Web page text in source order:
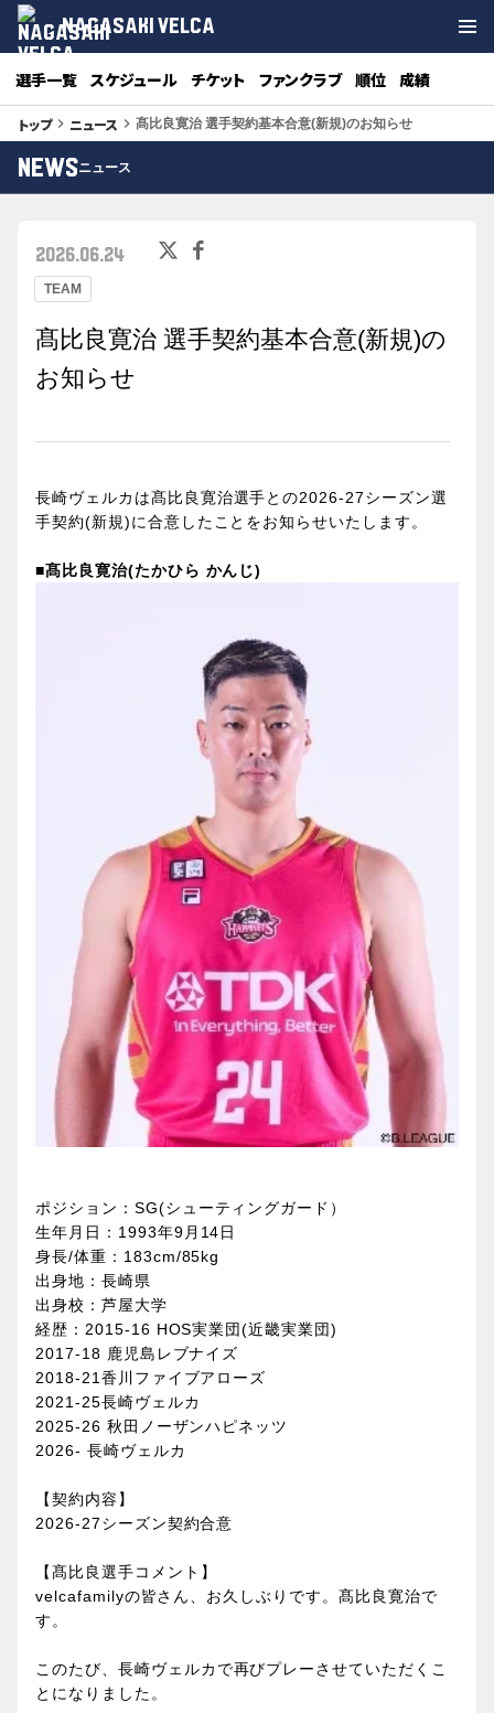
NAGASAKI VELCA
選手一覧 スケジュール チケット ファンクラブ 順位 成績
トップkeyboard_arrow_right ニュース keyboard_arrow_right 髙比良寛治 選手契約基本合意(新規)のお知らせ
NEWSニュース
TEAM
2026.06.24
髙比良寛治 選手契約基本合意(新規)の
お知らせ
長崎ヴェルカは髙比良寛治選手との2026-27シーズン選
手契約(新規)に合意したことをお知らせいたします。
■髙比良寛治(たかひら かんじ)
ポジション：SG(シューティングガード）
生年月日：1993年9月14日
身長/体重：183cm/85kg
出身地：長崎県
出身校：芦屋大学
経歴：2015-16 HOS実業団(近畿実業団)
2017-18 鹿児島レブナイズ
2018-21香川ファイブアローズ
2021-25長崎ヴェルカ
2025-26 秋田ノーザンハピネッツ
2026- 長崎ヴェルカ
【契約内容】
2026-27シーズン契約合意
【髙比良選手コメント】
velcafamilyの皆さん、お久しぶりです。髙比良寛治で
す。
このたび、長崎ヴェルカで再びプレーさせていただくこ
とになりました。